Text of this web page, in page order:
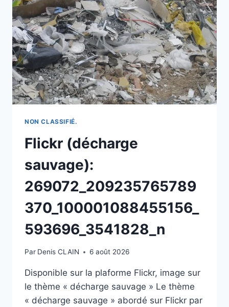
NON CLASSIFIÉ.
Flickr (décharge
sauvage):
269072_209235765789
370_100001088455156_
593696_3541828_n
Par Denis CLAIN 6 août 2026
Disponible sur la plaforme Flickr, image sur
le thème « décharge sauvage » Le thème
« décharge sauvage » abordé sur Flickr par